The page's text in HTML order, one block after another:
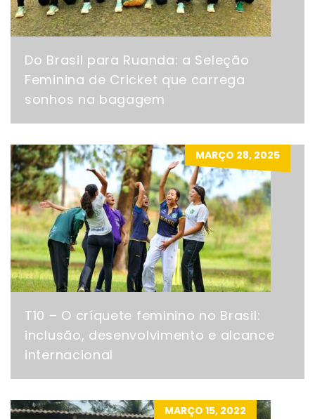
Do Brasil para Ruanda: a Seleção
Feminina de Cricket que carrega
sonhos na bagagem
MARÇO 28, 2025
T10 – O críquete feminino no Brasil:
inclusão, desenvolvimento e alcance
internacional
MARÇO 15, 2022